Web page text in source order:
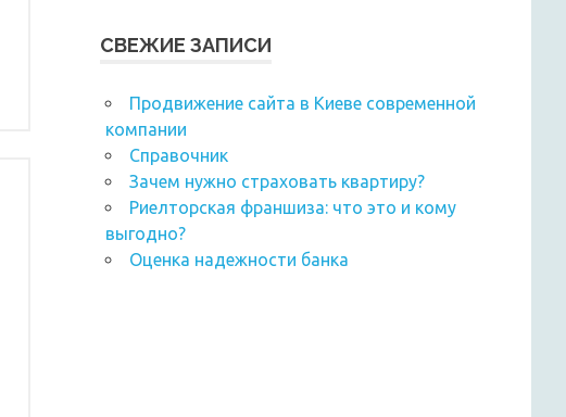
СВЕЖИЕ ЗАПИСИ
Продвижение сайта в Киеве современной
компании
Справочник
Зачем нужно страховать квартиру?
Риелторская франшиза: что это и кому
выгодно?
Оценка надежности банка